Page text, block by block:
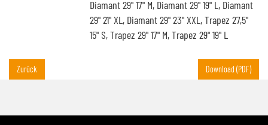
Diamant 29" 17" M, Diamant 29" 19" L, Diamant
29" 21" XL, Diamant 29" 23" XXL, Trapez 27,5"
15" S, Trapez 29" 17" M, Trapez 29" 19" L
Zurück Download (PDF)